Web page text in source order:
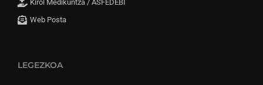
Kirol Medikuntza / ASFEDEBI
Web Posta
LEGEZKOA